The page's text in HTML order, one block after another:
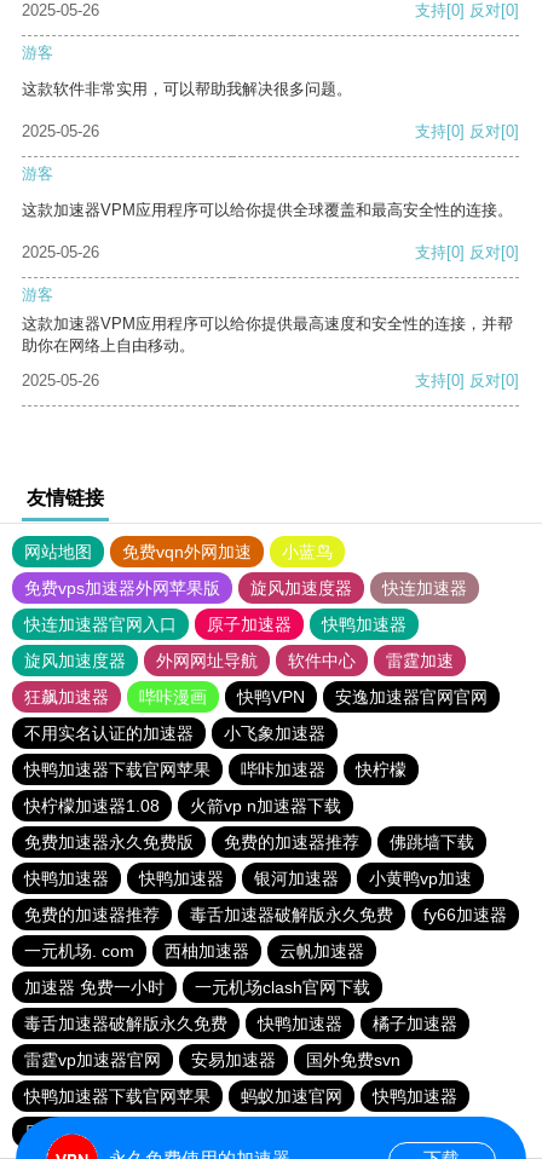
2025-05-26 支持[0] 反对[0]
游客
这款软件非常实用，可以帮助我解决很多问题。
2025-05-26 支持[0] 反对[0]
游客
这款加速器VPM应用程序可以给你提供全球覆盖和最高安全性的连接。
2025-05-26 支持[0] 反对[0]
游客
这款加速器VPM应用程序可以给你提供最高速度和安全性的连接，并帮
助你在网络上自由移动。
2025-05-26
支持[0] 反对[0]
友情链接
网站地图 免费vqn外网加速
小蓝鸟
免费vps加速器外网苹果版
旋风加速度器
快连加速器
快连加速器官网入口
原子加速器
快鸭加速器
旋风加速度器
外网网址导航 软件中心
雷霆加速
狂飙加速器
哔咔漫画 快鸭VPN
安逸加速器官网官网
不用实名认证的加速器
小飞象加速器
快鸭加速器下载官网苹果
哔咔加速器
快柠檬
快柠檬加速器1.08
火箭vp n加速器下载
免费加速器永久免费版
免费的加速器推荐
佛跳墙下载
快鸭加速器
快鸭加速器 银河加速器
小黄鸭vp加速
免费的加速器推荐
毒舌加速器破解版永久免费
fy66加速器
一元机场. com
西柚加速器
云帆加速器
加速器 免费一小时
一元机场clash官网下载
毒舌加速器破解版永久免费
快鸭加速器
橘子加速器
雷霆vp加速器官网
安易加速器
国外免费svn
快鸭加速器下载官网苹果
蚂蚁加速官网
快鸭加速器
原子加速器永久免费版